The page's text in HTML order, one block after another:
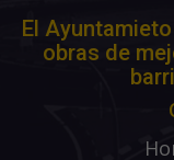
El
obras de